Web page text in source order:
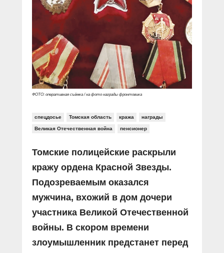
ФОТО: оперативная съёмка / на фото награды фронтовика
спецдосье Томская область кража награды
Великая Отечественная война пенсионер
Томские полицейские раскрыли
кражу ордена Красной Звезды.
Подозреваемым оказался
мужчина, вхожий в дом дочери
участника Великой Отечественной
войны. В скором времени
злоумышленник предстанет перед